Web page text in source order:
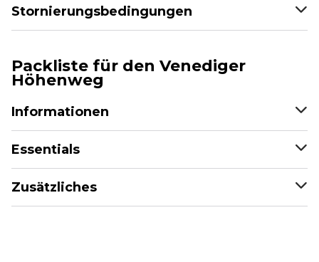
Stornierungsbedingungen
Packliste für den Venediger
Höhenweg
Informationen
Essentials
Zusätzliches